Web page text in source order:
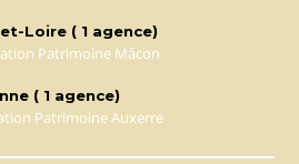
Loire ( 1 agence)
Patrimoine Mâcon
( 1 agence)
Patrimoine Auxerre